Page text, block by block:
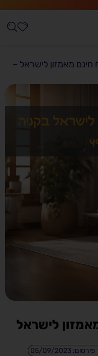
חינם מאמזון לישראל –
לישראל
פירסום: 05/09/2023